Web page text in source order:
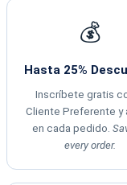
💰
Hasta 25%
Inscríbete gratis
Cliente Preferente y
en cada pedido.
every order.